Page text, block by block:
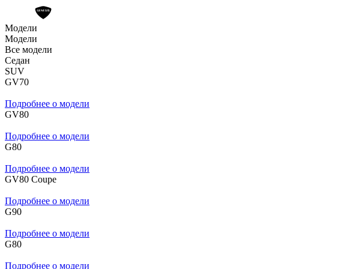
Модели
Модели
Все модели
Седан
SUV
GV70
Подробнее о модели
GV80
Подробнее о модели
G80
Подробнее о модели
GV80 Coupe
Подробнее о модели
G90
Подробнее о модели
G80
Подробнее о модели